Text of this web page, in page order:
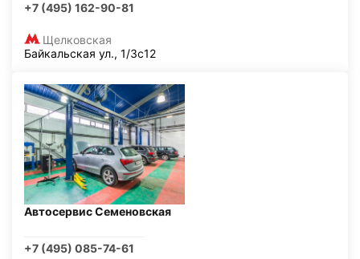
+7 (495) 162-90-81
Щелковская
Байкальская ул., 1/3с12
Автосервис Семеновская
+7 (495) 085-74-61